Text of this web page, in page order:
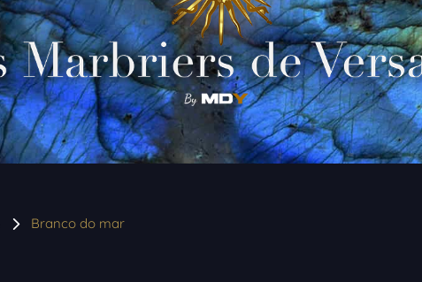
Branco do mar